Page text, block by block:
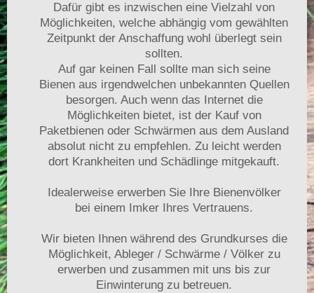
Dafür gibt es inzwischen eine Vielzahl von
Möglichkeiten, welche abhängig vom gewählten
Zeitpunkt der Anschaffung wohl überlegt sein
sollten.
Auf gar keinen Fall sollte man sich seine
Bienen aus irgendwelchen unbekannten Quellen
besorgen. Auch wenn das Internet die
Möglichkeiten bietet, ist der Kauf von
Paketbienen oder Schwärmen aus dem Ausland
absolut nicht zu empfehlen. Zu leicht werden
dort Krankheiten und Schädlinge mitgekauft.
Idealerweise erwerben Sie Ihre Bienenvölker
bei einem Imker Ihres Vertrauens.
Wir bieten Ihnen während des Grundkurses die
Möglichkeit, Ableger / Schwärme / Völker zu
erwerben und zusammen mit uns bis zur
Einwinterung zu betreuen.